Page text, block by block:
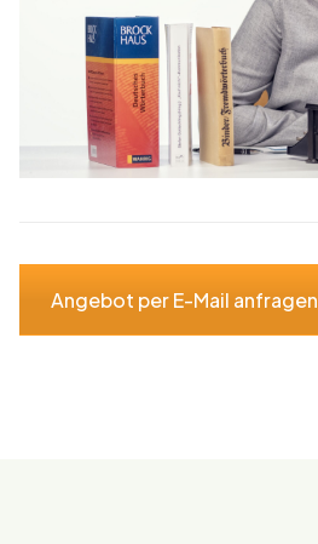
Angebot per E-Mail anfragen